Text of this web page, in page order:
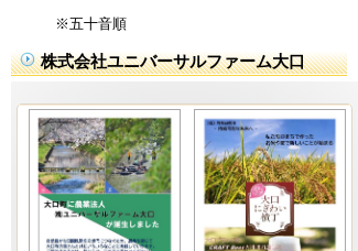
※五十音順
株式会社ユニバーサルファーム大口